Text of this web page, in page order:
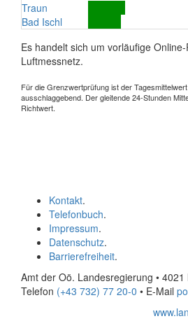
Traun
Bad Ischl
Es handelt sich um vorläufige
Luftmessnetz.
Für die Grenzwertprüfung ist der
ausschlaggebend. Der gleitende 24-Stunden
Richtwert.
Kontakt.
Telefonbuch.
Impressum.
Datenschutz.
Barrierefreiheit.
Amt der Oö. Landesregierung •
Telefon (+43 732) 77 20-0 • E-Mail